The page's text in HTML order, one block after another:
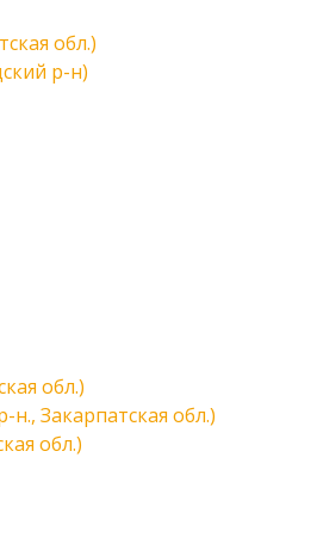
обл.)
р-н)
обл.)
н., Закарпатская обл.)
обл.)